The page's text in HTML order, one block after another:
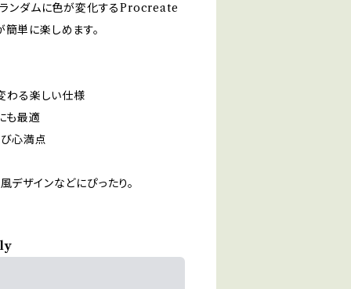
ランダムに色が変化するProcreate
単に楽しめます。
わる楽しい仕様
も最適
心満点
デザインなどにぴったり。